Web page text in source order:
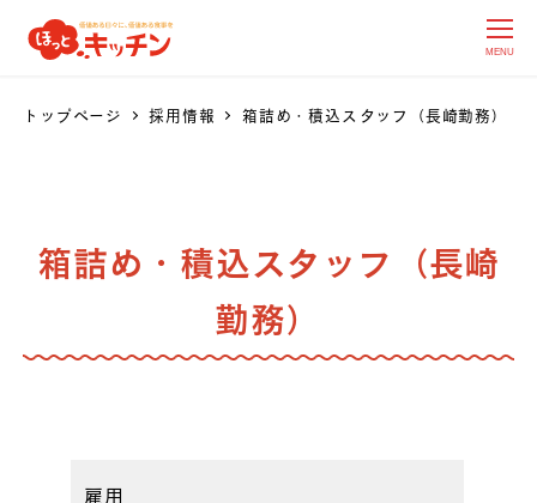
MENU
トップページ 採用情報 箱詰め・積込スタッフ（長崎勤務）
箱詰め・積込スタッフ（長崎
勤務）
雇用